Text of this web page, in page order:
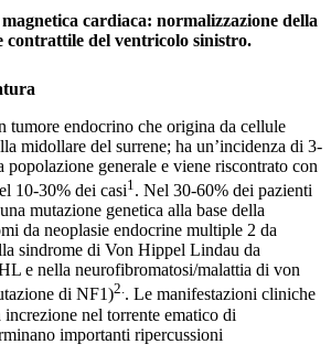
cardiaca: normalizzazione della
contrattile del ventricolo sinistro.
tumore endocrino che origina da cellule
midollare del surrene; ha un’incidenza di 3-
popolazione generale e viene riscontrato con
10-30% dei casi1. Nel 30-60% dei pazienti
mutazione genetica alla base della
da neoplasie endocrine multiple 2 da
sindrome di Von Hippel Lindau da
e nella neurofibromatosi/malattia di von
di NF1)2.. Le manifestazioni cliniche
nel torrente ematico di
importanti ripercussioni